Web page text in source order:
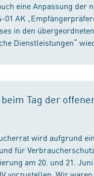
eine Anpassung der
01 AK
in den
Dienstleistungen“
Tag der
wird aufgrund
für
am 20. und 21.